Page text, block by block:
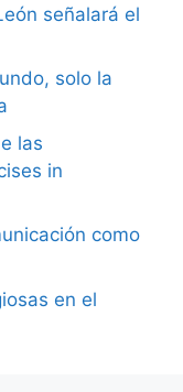
señalará el
solo la
las
in
como
en el